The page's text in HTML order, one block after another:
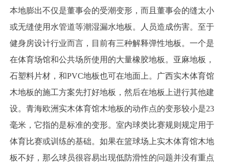
本地膨出不仅是董事会的受潮变形，而且董事会的缝太小
或无缝使用水管道等潮湿漏水地板。人员造成伤害。至于
健身房设计行业而言，目前有三种解释弹性地板。一个是
在体育场馆和公共场所使用的大量橡胶地板。亚麻地板，
石塑料片材，和PVC地板也可在地面上。广西实木体育馆
木地板的施工方案先打好地板，然后在地板上进行其他建
设。青海欧洲实木体育馆木地板的动作点的变形较小是23
毫米，它指的是标准的变形。室内球类比赛规则规定用于
体育比赛或训练的基础。如果在篮球场上实木体育馆木地
板不好，那么球员很容易出现低防滑性的问题并没有重点